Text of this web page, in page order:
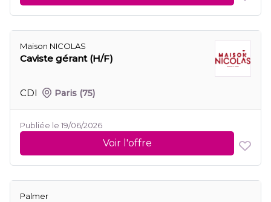
Maison NICOLAS
Caviste gérant (H/F)
CDI Paris (75)
Publiée le 19/06/2026
Voir l'offre
Palmer